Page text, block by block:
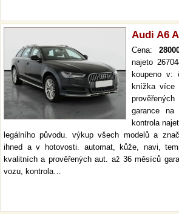
Audi A6
Cena:
najeto
koupeno v:
knížka více
garance na
kontrola
legálního původu. výkup všech modelů a
ihned a v hotovosti. automat, kůže, navi,
kvalitních a prověřených aut. až 36 měsíců
vozu, kontrola…